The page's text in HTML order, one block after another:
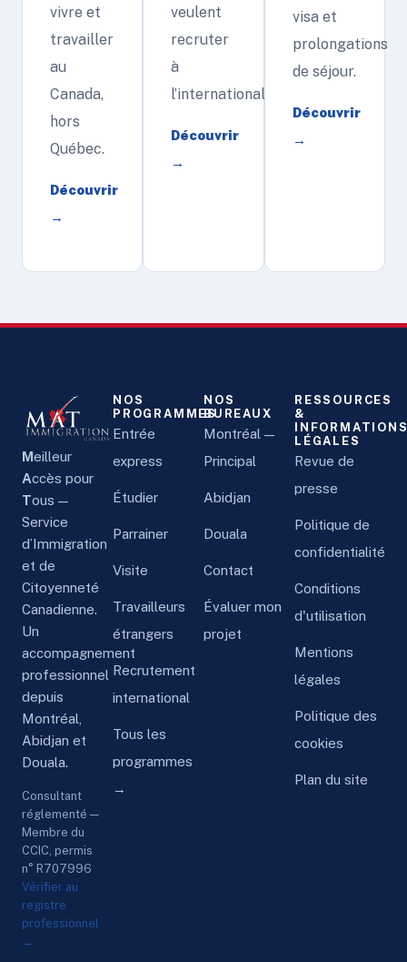
vivre et
travailler
au
Canada,
hors
Québec.
Découvrir
→
veulent
recruter
à
l’international.
Découvrir
→
visa et
prolongations
de séjour.
Découvrir
→
Meilleur
Accès pour
Tous —
Service
d’Immigration
et de
Citoyenneté
Canadienne.
Un
accompagnement
professionnel
depuis
Montréal,
Abidjan et
Douala.
Consultant
réglementé —
Membre du
CCIC, permis
n° R707996
Vérifier au
registre
professionnel
→
NOS
PROGRAMMES
Entrée
express
Étudier
Parrainer
Visite
Travailleurs
étrangers
Recrutement
international
Tous les
programmes
→
NOS
BUREAUX
Montréal —
Principal
Abidjan
Douala
Contact
Évaluer mon
projet
RESSOURCES
&
LÉGALES
Revue de
presse
Politique de
confidentialité
Conditions
d'utilisation
Mentions
légales
Politique des
cookies
Plan du site